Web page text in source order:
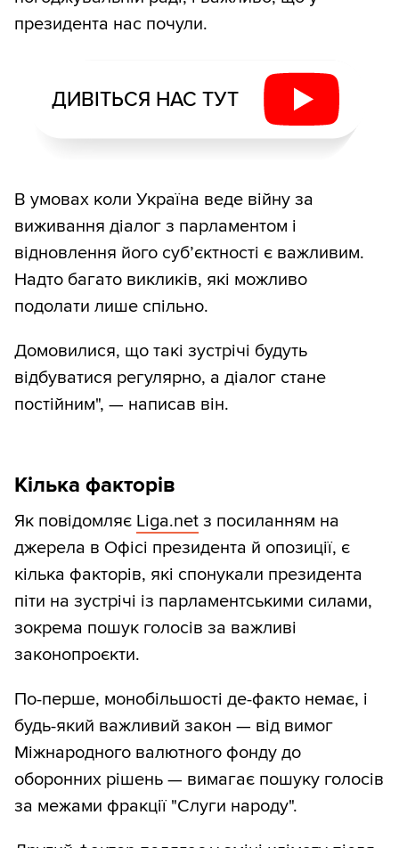
президента нас почули.
ДИВІТЬСЯ НАС ТУТ
В умовах коли Україна веде війну за
виживання діалог з парламентом і
відновлення його суб’єктності є важливим.
Надто багато викликів, які можливо
подолати лише спільно.
Домовилися, що такі зустрічі будуть
відбуватися регулярно, а діалог стане
постійним", — написав він.
Кілька факторів
Як повідомляє Liga.net з посиланням на
джерела в Офісі президента й опозиції, є
кілька факторів, які спонукали президента
піти на зустрічі із парламентськими силами,
зокрема пошук голосів за важливі
законопроєкти.
По-перше, монобільшості де-факто немає, і
будь-який важливий закон — від вимог
Міжнародного валютного фонду до
оборонних рішень — вимагає пошуку голосів
за межами фракції "Слуги народу".